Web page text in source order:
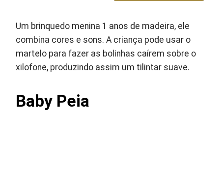
Um brinquedo menina 1 anos de madeira, ele
combina cores e sons. A criança pode usar o
martelo para fazer as bolinhas caírem sobre o
xilofone, produzindo assim um tilintar suave.
Baby Peia